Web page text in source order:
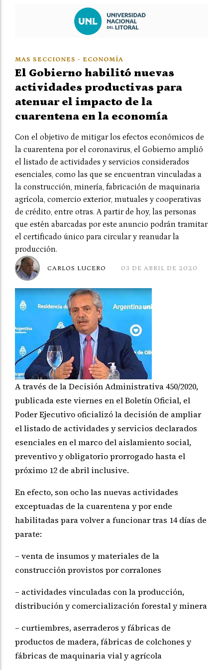
El Gobierno habilitó nuevas
actividades productivas para
atenuar el impacto de la
cuarentena en la economía
Con el objetivo de mitigar los efectos económicos de
la cuarentena por el coronavirus, el Gobierno amplió
el listado de actividades y servicios considerados
esenciales, como las que se encuentran vinculadas a
la construcción, minería, fabricación de maquinaria
agrícola, comercio exterior, mutuales y cooperativas
de crédito, entre otras. A partir de hoy, las personas
que estén abarcadas por este anuncio podrán tramitar
el certificado único para circular y reanudar la
producción.
MAS SECCIONES - ECONOMÍA
03 DE ABRIL DE 2020
CARLOS LUCERO
A través de la Decisión Administrativa 450/2020,
publicada este viernes en el Boletín Oficial, el
Poder Ejecutivo oficializó la decisión de ampliar
el listado de actividades y servicios declarados
esenciales en el marco del aislamiento social,
preventivo y obligatorio prorrogado hasta el
próximo 12 de abril inclusive.
En efecto, son ocho las nuevas actividades
exceptuadas de la cuarentena y por ende
habilitadas para volver a funcionar tras 14 días de
parate:
– venta de insumos y materiales de la
construcción provistos por corralones
– actividades vinculadas con la producción,
distribución y comercialización forestal y minera
– curtiembres, aserraderos y fábricas de
productos de madera, fábricas de colchones y
fábricas de maquinaria vial y agrícola